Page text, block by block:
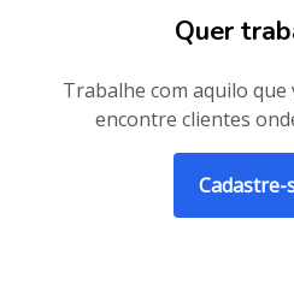
Quer
Trabalhe com aquilo que
encontre clientes
Cadastre-